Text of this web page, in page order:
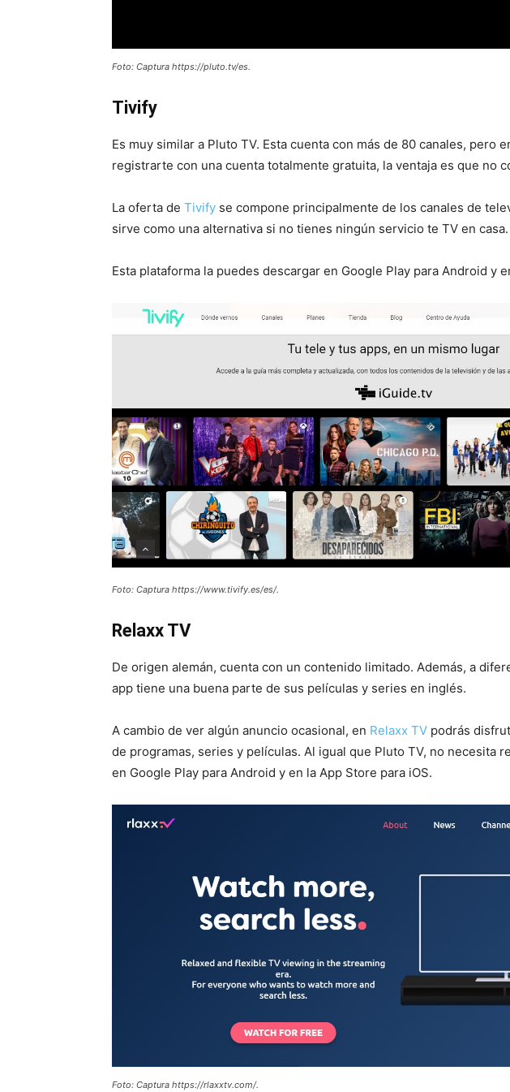
Foto: Captura https://pluto.tv/es.
Tivify
Es muy similar a Pluto TV. Esta cuenta con más de 80 canales, pero
registrarte con una cuenta totalmente gratuita, la ventaja es que no
La oferta de Tivify se compone principalmente de los canales de
sirve como una alternativa si no tienes ningún servicio te TV en casa.
Esta plataforma la puedes descargar en Google Play para Android y
Foto: Captura https://www.tivify.es/es/.
Relaxx TV
De origen alemán, cuenta con un contenido limitado. Además, a
app tiene una buena parte de sus películas y series en inglés.
A cambio de ver algún anuncio ocasional, en Relaxx TV podrás
de programas, series y películas. Al igual que Pluto TV, no necesita
en Google Play para Android y en la App Store para iOS.
Foto: Captura https://rlaxxtv.com/.